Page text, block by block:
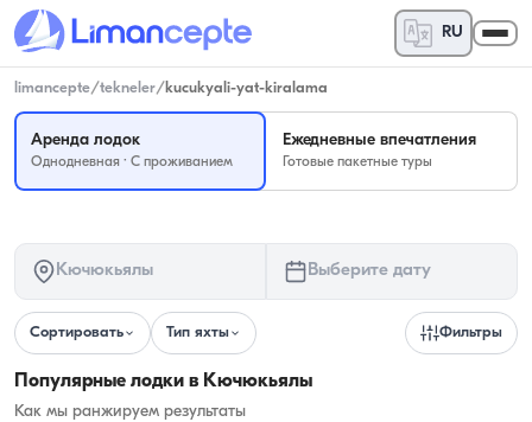
RU
limancepte/tekneler/kucukyali-yat-kiralama
Аренда лодок
Однодневная · С проживанием
Ежедневные впечатления
Готовые пакетные туры
Кючюкьялы Выберите дату
Сортировать Тип яхты Фильтры
Популярные лодки в Кючюкьялы
Как мы ранжируем результаты